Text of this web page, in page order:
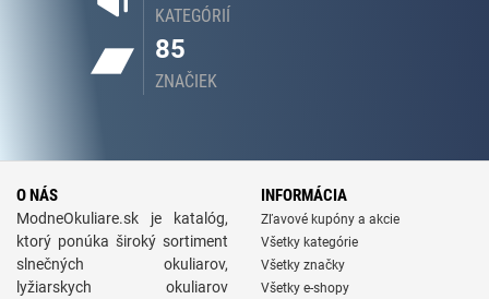
KATEGÓRIÍ
85
ZNAČIEK
O NÁS
ModneOkuliare.sk je katalóg,
ktorý ponúka široký sortiment
slnečných okuliarov,
lyžiarskych okuliarov
INFORMÁCIA
Zľavové kupóny a akcie
Všetky kategórie
Všetky značky
Všetky e-shopy